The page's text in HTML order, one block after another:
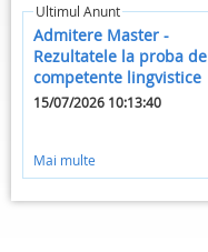
Ultimul Anunt
Admitere Master -
Rezultatele la proba de
competente lingvistice
15/07/2026 10:13:40
Mai multe